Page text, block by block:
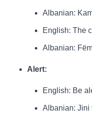
Albanian:
English: The
Albanian:
Alert:
English: Be
Albanian: Jini